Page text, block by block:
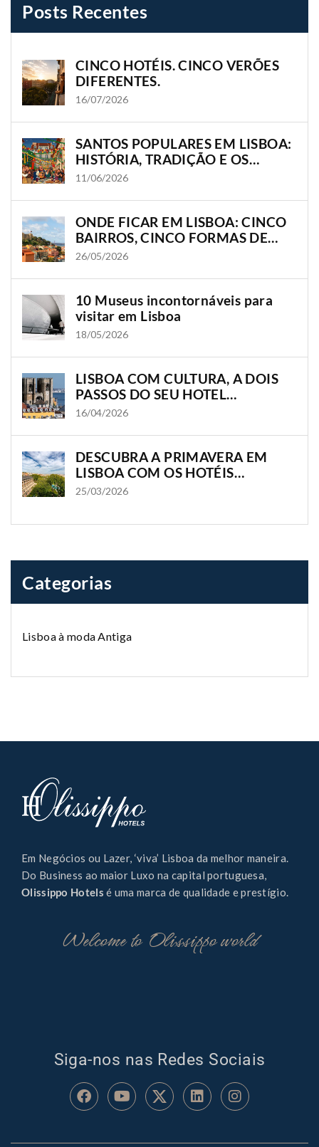
Posts Recentes
CINCO HOTÉIS. CINCO VERÕES
DIFERENTES.
16/07/2026
SANTOS POPULARES EM LISBOA:
HISTÓRIA, TRADIÇÃO E OS
BAIRROS ONDE A CIDADE
11/06/2026
ONDE FICAR EM LISBOA: CINCO
BAIRROS, CINCO FORMAS DE
VIVER A CIDADE
26/05/2026
10 Museus incontornáveis para
visitar em Lisboa
18/05/2026
LISBOA COM CULTURA, A DOIS
PASSOS DO SEU HOTEL
OLISSIPPO
16/04/2026
DESCUBRA A PRIMAVERA EM
LISBOA COM OS HOTÉIS
OLISSIPPO
25/03/2026
Categorias
Lisboa à moda Antiga
Em Negócios ou Lazer, ‘viva’ Lisboa da melhor maneira.
Do Business ao maior Luxo na capital portuguesa,
Olissippo Hotels é uma marca de qualidade e prestígio.
Welcome to Olissippo world
Siga-nos nas Redes Sociais